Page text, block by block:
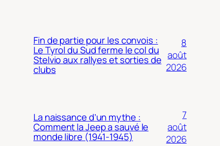
Fin de partie pour les convois :
Le Tyrol du Sud ferme le col du
Stelvio aux rallyes et sorties de
clubs
8
août
2026
La naissance d’un mythe :
Comment la Jeep a sauvé le
monde libre (1941-1945)
7
août
2026